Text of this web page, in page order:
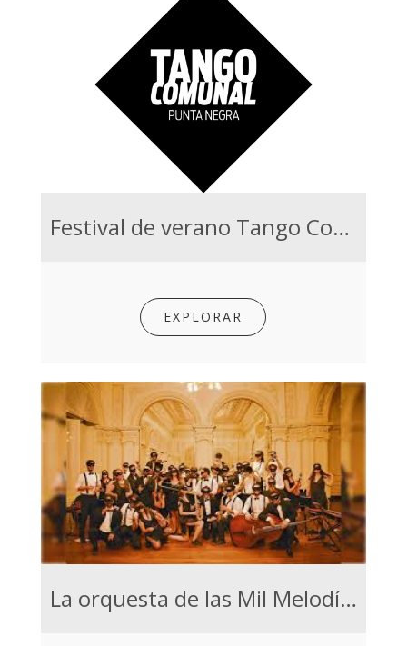
Festival de verano Tango Comunal 2026
EXPLORAR
La orquesta de las Mil Melodías